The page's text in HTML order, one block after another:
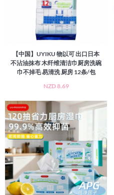
【中国】UYIKU 物以可 出口日本
不沾油抹布 木纤维清洁巾厨房洗碗
巾不掉毛 易清洗 厨房 12条/包
NZD 8.69